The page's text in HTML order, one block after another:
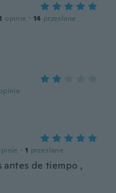
opinie · 14 przesłane
opinie
· 1 przesłane
antes de tiempo ,